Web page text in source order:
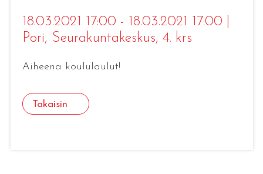
18.03.2021 17:00 - 18.03.2021 17:00
Pori, Seurakuntakeskus, 4. krs
Aiheena koululaulut!
Takaisin